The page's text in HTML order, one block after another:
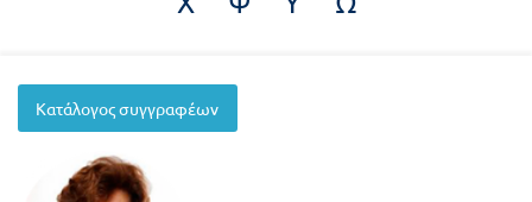
Trivia
Books
- Η
γνώση
Δημοτικό
Α΄
Τάξη
Κατάλογος συγγραφέων